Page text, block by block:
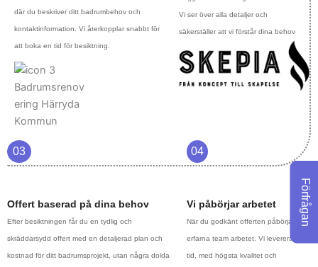
Förfrågan
där du beskriver ditt badrumbehov och
kontaktinformation. Vi återkopplar snabbt för
att boka en tid för besiktning.
Vi ser över alla detaljer och
säkerställer att vi förstår dina behov
03
Offert baserad på dina behov
Efter besiktningen får du en tydlig och
skräddarsydd offert med en detaljerad plan och
kostnad för ditt badrumsprojekt, utan några dolda
04
Vi påbörjar arbetet
När du godkänt offerten påbörjar vårt
erfarna team arbetet. Vi levererar i
tid, med högsta kvalitet och